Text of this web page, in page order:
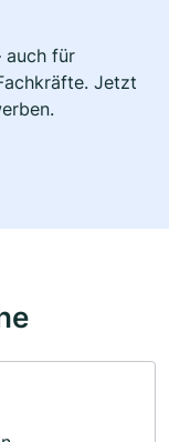
auch für
Jetzt